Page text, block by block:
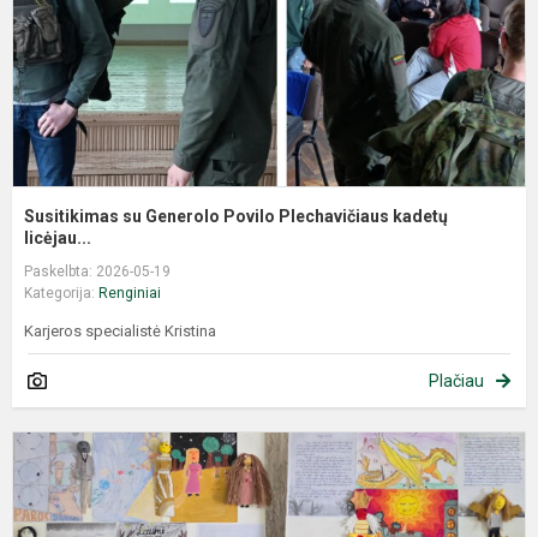
Susitikimas su Generolo Povilo Plechavičiaus kadetų
licėjau...
Paskelbta: 2026-05-19
Kategorija: Renginiai
Karjeros specialistė Kristina
Plačiau